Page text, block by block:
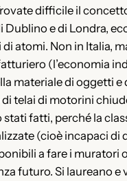
difficile il
e di Londra,
atomi. Non in Italia,
(l’economia
materiale di oggetti
telai di motorini
fatti, perché la
(cioè incapaci di
a fare i
futuro. Si